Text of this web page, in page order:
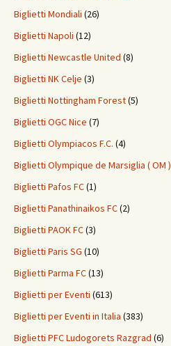
Biglietti Mondiali (26)
Biglietti Napoli (12)
Biglietti Newcastle United (8)
Biglietti NK Celje (3)
Biglietti Nottingham Forest(5)
Biglietti OGC Nice (7)
Biglietti Olympiacos F.C. (4)
Biglietti Olympique de Marsiglia ( OM )
Biglietti Pafos FC(1)
Biglietti Panathinaikos FC(2)
Biglietti PAOK FC(3)
Biglietti Paris SG (10)
Biglietti Parma FC(13)
Biglietti per Eventi (613)
Biglietti per Eventi in Italia (383)
Biglietti PFC Ludogorets Razgrad (6)